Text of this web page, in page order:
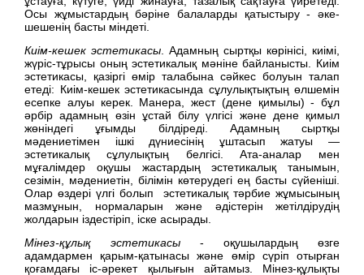
Осы жұмыстардың бәріне балаларды қатыстыру - әке-
шешенің басты міндеті.
Киім-кешек эстетикасы . Адамның сыртқы көрінісі, киімі,
жүріс-тұрысы оның эстетикалық мәніне байланысты. Киім
эстетикасы, қазіргі өмір талабына сәйкес болуын талап
етеді: Киім-кешек эстетикасында сұлулықтықтың өлшемін
есепке алуы керек. Манера, жест (дене қимылы) - бұл
әрбір адамның өзін ұстай білу үлгісі және дене қимыл
жөніндегі ұғымды білдіреді. Адамның сыртқы
мәдениетімен ішкі дүниесінің ұштасып жатуы —
эстетикалық сұлулықтың белгісі. Ата-аналар мен
мұғалімдер оқушы жастардың эстетикалық танымын,
сезімін, мәдениетін, білімін көтерудегі ең басты сүйеніші.
Олар өздері үлгі болып эстетикалық тәрбие жұмысының
мазмұнын, нормаларын және әдістерін жетілдірудің
жолдарын іздестіріп, іске асырады.
Мінез-құлық эстетикасы - оқушылардың өзге
адамдармен қарым-қатынасы және өмір сүріп отырған
қоғамдағы іс-әрекет қылығын айтамыз. Мінез-құлықты